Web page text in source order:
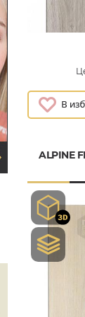
ALPINE